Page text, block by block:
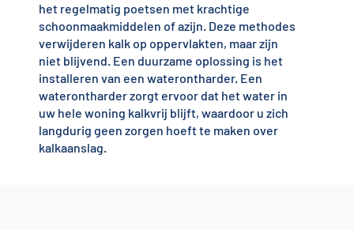
het regelmatig poetsen met krachtige
schoonmaakmiddelen of azijn. Deze methodes
verwijderen kalk op oppervlakten, maar zijn
niet blijvend. Een duurzame oplossing is het
installeren van een waterontharder. Een
waterontharder zorgt ervoor dat het water in
uw hele woning kalkvrij blijft, waardoor u zich
langdurig geen zorgen hoeft te maken over
kalkaanslag.